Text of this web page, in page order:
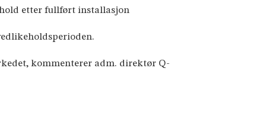
etter fullført installasjon
kommenterer adm. direktør Q-